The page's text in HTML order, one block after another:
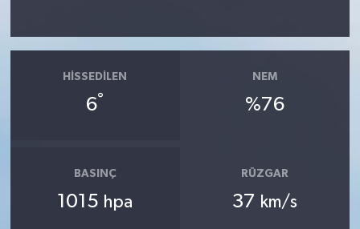
HISSEDILEN
6°
NEM
%76
BASINÇ
1015 hpa
RÜZGAR
37 km/s